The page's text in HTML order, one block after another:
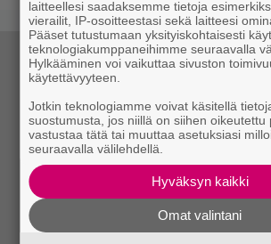
laitteellesi saadaksemme tietoja
vierailit, IP-osoitteestasi sekä laitteesi
Pääset tutustumaan yksityiskohtaisesti
teknologiakumppaneihimme seuraavalla
Hylkääminen voi vaikuttaa sivuston
käytettävyyteen.
Jotkin teknologiamme voivat käsitellä
suostumusta, jos niillä on siihen oikeutettu
vastustaa tätä tai muuttaa asetuksiasi
seuraavalla välilehdellä.
Hyväksyn kaikki
Omat valintani